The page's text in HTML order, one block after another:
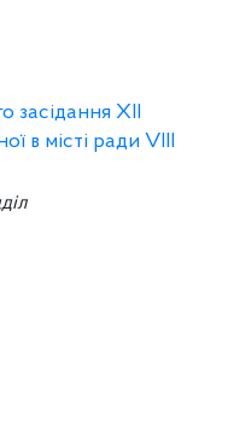
ХІІ
в місті ради VІІІ